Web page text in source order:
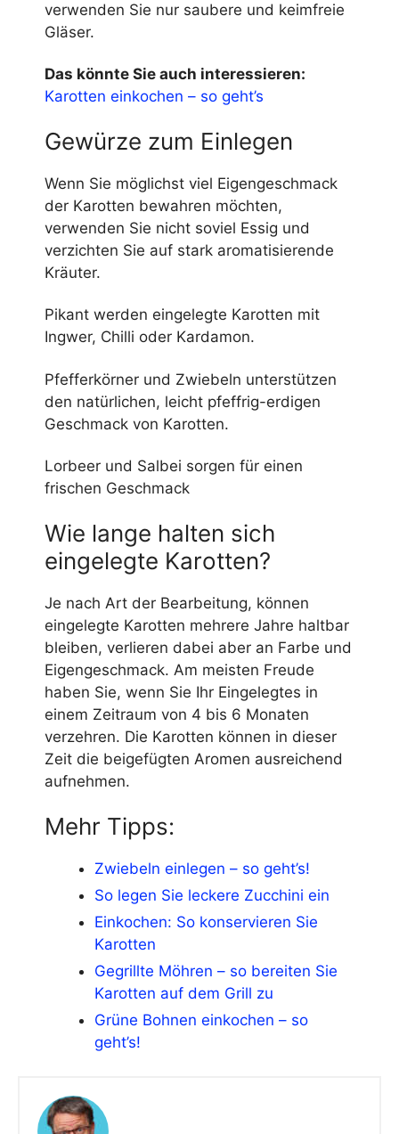
verwenden Sie nur saubere und keimfreie
Gläser.
Das könnte Sie auch interessieren:
Karotten einkochen – so geht’s
Gewürze zum Einlegen
Wenn Sie möglichst viel Eigengeschmack
der Karotten bewahren möchten,
verwenden Sie nicht soviel Essig und
verzichten Sie auf stark aromatisierende
Kräuter.
Pikant werden eingelegte Karotten mit
Ingwer, Chilli oder Kardamon.
Pfefferkörner und Zwiebeln unterstützen
den natürlichen, leicht pfeffrig-erdigen
Geschmack von Karotten.
Lorbeer und Salbei sorgen für einen
frischen Geschmack
Wie lange halten sich
eingelegte Karotten?
Je nach Art der Bearbeitung, können
eingelegte Karotten mehrere Jahre haltbar
bleiben, verlieren dabei aber an Farbe und
Eigengeschmack. Am meisten Freude
haben Sie, wenn Sie Ihr Eingelegtes in
einem Zeitraum von 4 bis 6 Monaten
verzehren. Die Karotten können in dieser
Zeit die beigefügten Aromen ausreichend
aufnehmen.
Mehr Tipps:
Zwiebeln einlegen – so geht’s!
So legen Sie leckere Zucchini ein
Einkochen: So konservieren Sie
Karotten
Gegrillte Möhren – so bereiten Sie
Karotten auf dem Grill zu
Grüne Bohnen einkochen – so
geht’s!